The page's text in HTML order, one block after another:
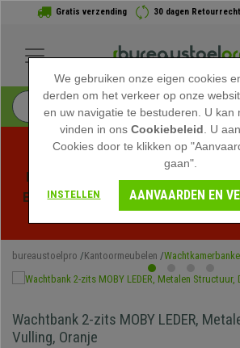
Gratis verzending 30 dagen Retourrecht
Profiteer van de Zomeruitverkoop bij
Exclusieve kortingen voor een
bureaustoelpro Kantoormeubelen
Wachtbank 2-zits MOBY LEDER,
Vulling, Oranje
We gebruiken onze eigen cookies
derden om het verkeer op onze
en uw navigatie te bestuderen. U kan
vinden in onsCookiebeleid . U
Cookies door te klikken op
gaan".
INSTELLEN AANVAARDEN EN